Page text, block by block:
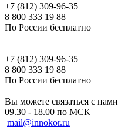
+7 (812) 309-96-35
8 800 333 19 88
По России бесплатно
+7 (812) 309-96-35
8 800 333 19 88
По России бесплатно
Вы можете связаться с нами
09.30 - 18.00 по МСК
mail@innokor.ru